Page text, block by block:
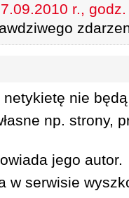
r.,
nie
np. strony,
jego autor.
w serwisie